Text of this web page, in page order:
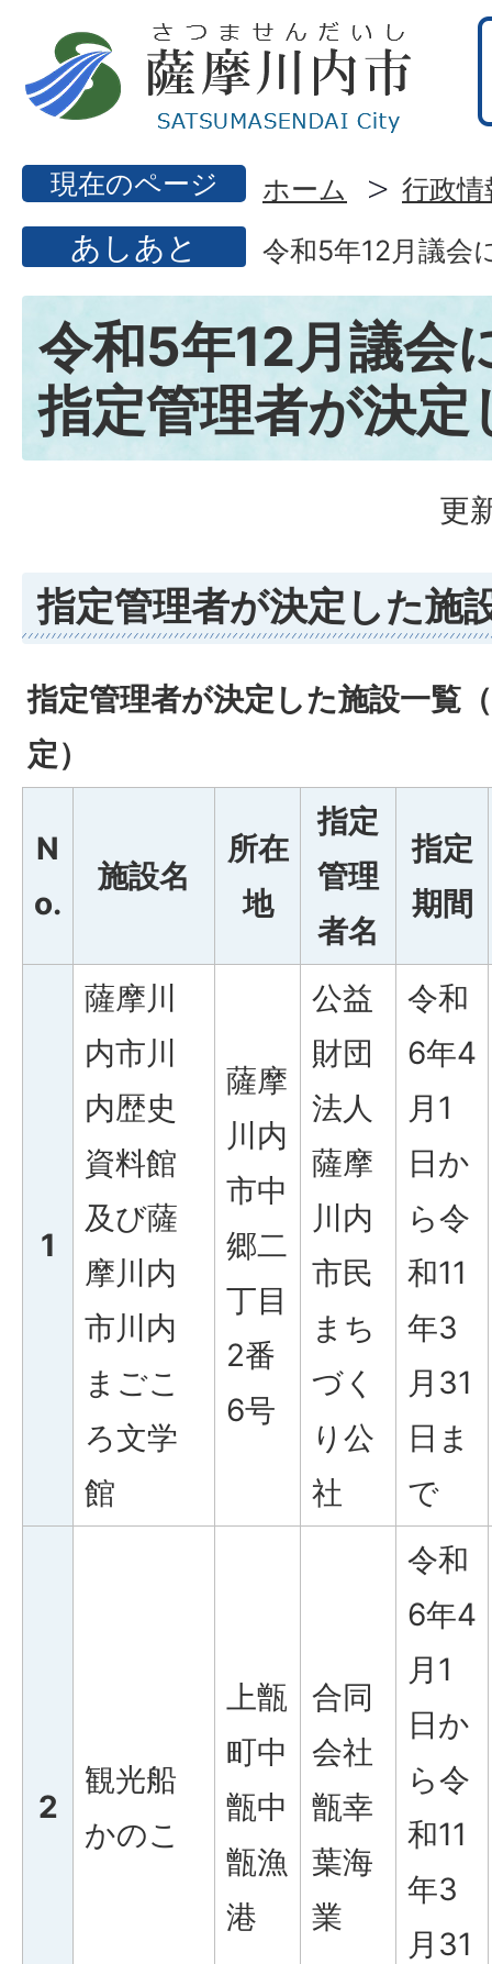
現在のページ ホーム 行政情
あしあと 令和5年12月議会
令和5年12月議会
指定管理者が決定
更
指定管理者が決定した施
指定管理者が決定した施設一覧
定）
N
o.
施設名
所在
地
指定
管理
者名
指定
期間
1
薩摩川
内市川
内歴史
資料館
及び薩
摩川内
市川内
まごこ
ろ文学
館
薩摩
川内
市中
郷二
丁目
2番
6号
公益
財団
法人
薩摩
川内
市民
まち
づく
り公
社
令和
6年4
月1
日か
ら令
和11
年3
月31
日ま
で
2
観光船
かのこ
上甑
町中
甑中
甑漁
港
合同
会社
甑幸
葉海
業
令和
6年4
月1
日か
ら令
和11
年3
月31